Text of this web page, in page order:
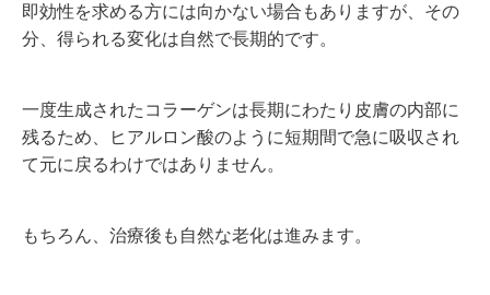
即効性を求める方には向かない場合もありますが、その
分、得られる変化は自然で長期的です。
一度生成されたコラーゲンは長期にわたり皮膚の内部に
残るため、ヒアルロン酸のように短期間で急に吸収され
て元に戻るわけではありません。
もちろん、治療後も自然な老化は進みます。